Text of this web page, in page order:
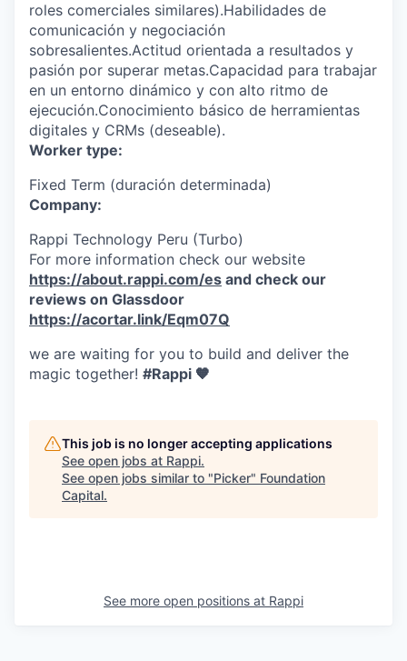
roles comerciales similares).Habilidades de
comunicación y negociación
sobresalientes.Actitud orientada a resultados y
pasión por superar metas.Capacidad para trabajar
en un entorno dinámico y con alto ritmo de
ejecución.Conocimiento básico de herramientas
digitales y CRMs (deseable).
Worker type:
Fixed Term (duración determinada)
Company:
Rappi Technology Peru (Turbo)
For more information check our website
https://about.rappi.com/es and check our
reviews on Glassdoor
https://acortar.link/Eqm07Q
we are waiting for you to build and deliver the
magic together! #Rappi 🧡
This job is no longer accepting applications
See open jobs at Rappi.
See open jobs similar to "Picker" Foundation
Capital.
See more open positions at Rappi